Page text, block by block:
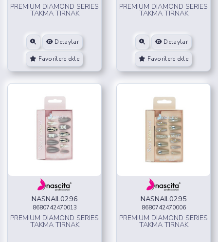
PREMIUM DIAMOND SERIES
TAKMA TIRNAK
Detaylar
Favorilere ekle
PREMIUM DIAMOND SERIES
TAKMA TIRNAK
Detaylar
Favorilere ekle
NASNAIL0296
8680742470013
PREMIUM DIAMOND SERIES
TAKMA TIRNAK
NASNAIL0295
8680742470006
PREMIUM DIAMOND SERIES
TAKMA TIRNAK